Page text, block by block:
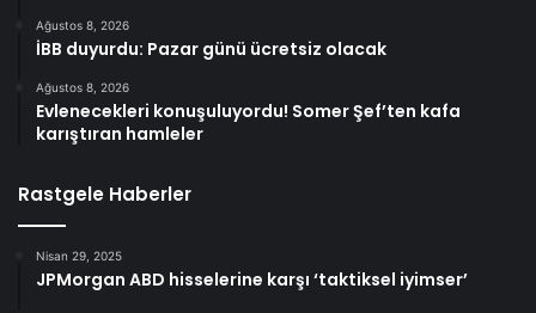
Ağustos 8, 2026
İBB duyurdu: Pazar günü ücretsiz olacak
Ağustos 8, 2026
Evlenecekleri konuşuluyordu! Somer Şef’ten kafa
karıştıran hamleler
Rastgele Haberler
Nisan 29, 2025
JPMorgan ABD hisselerine karşı ‘taktiksel iyimser’